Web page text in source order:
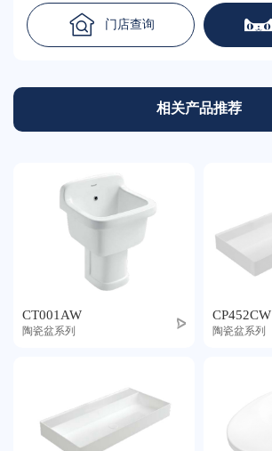
门店查询
相关产品推荐
CT001AW
陶瓷盆系列
CP452CW
陶瓷盆系列